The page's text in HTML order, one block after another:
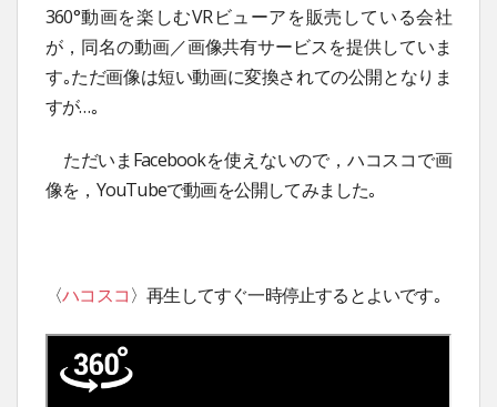
360°動画を楽しむVRビューアを販売している会社
が，同名の動画／画像共有サービスを提供していま
す｡ただ画像は短い動画に変換されての公開となりま
すが…｡
ただいまFacebookを使えないので，ハコスコで画
像を，YouTubeで動画を公開してみました｡
〈ハコスコ〉再生してすぐ一時停止するとよいです｡